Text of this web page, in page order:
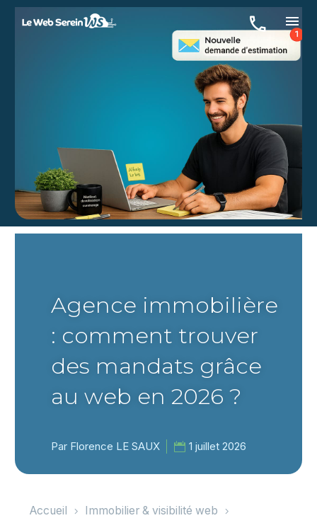
Agence immobilière
: comment trouver
des mandats grâce
au web en 2026 ?
Par Florence LE SAUX 1 juillet 2026
Accueil
Immobilier & visibilité web